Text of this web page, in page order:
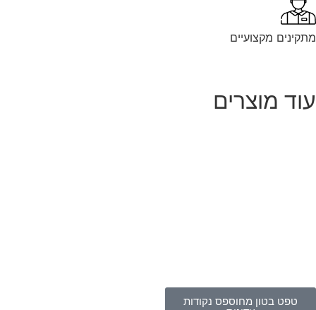
מקצועיים
מוצרים
טפט בטון מחוספס נקודות